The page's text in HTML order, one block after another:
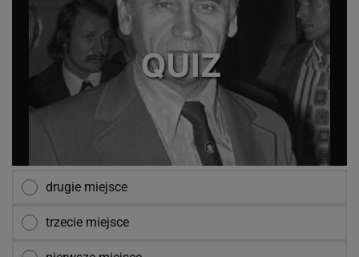
drugie miejsce
trzecie miejsce